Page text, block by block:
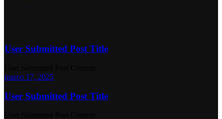
User Submitted Post Title
março 17, 2025
User Submitted Post Title